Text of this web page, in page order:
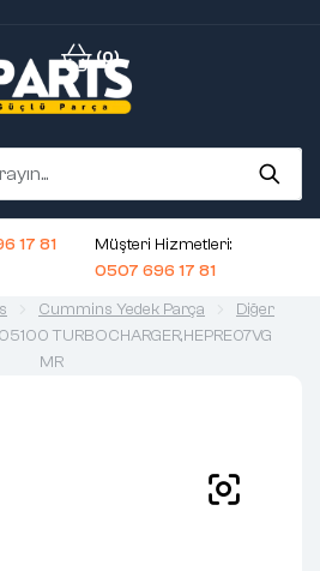
(0)
17 81
Müşteri Hizmetleri:
0507 696 17 81
Cummins Yedek Parça
Diğer
TURBOCHARGER,HEPRE07VG
MR